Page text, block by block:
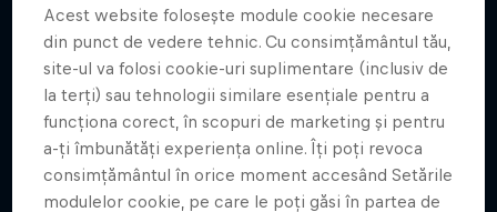
Acest website folosește module cookie necesare
din punct de vedere tehnic. Cu consimțământul tău,
site-ul va folosi cookie-uri suplimentare (inclusiv de
la terți) sau tehnologii similare esențiale pentru a
funcționa corect, în scopuri de marketing și pentru
a-ți îmbunătăți experiența online. Îți poți revoca
consimțământul în orice moment accesând Setările
modulelor cookie, pe care le poți găsi în partea de